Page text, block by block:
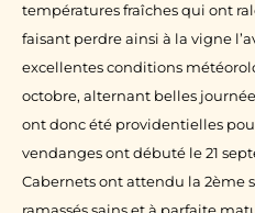
températures fraîches qui ont
faisant perdre ainsi à la vigne
excellentes conditions
octobre, alternant belles
ont donc été providentielles
vendanges ont débuté le 21
Cabernets ont attendu la 2ème